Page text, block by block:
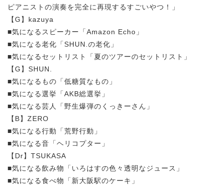
ピアニストの演奏を完全に再現するすごいやつ！」
【G】kazuya
■気になるスピーカー「Amazon Echo」
■気になる老化「SHUN.の老化」
■気になるセットリスト「夏のツアーのセットリスト」
【G】SHUN.
■気になるもの「低糖質なもの」
■気になる選挙「AKB総選挙」
■気になる芸人「野生爆弾のくっきーさん」
【B】ZERO
■気になる行動「荒野行動」
■気になる音「ヘリコプター」
【Dr】TSUKASA
■気になる飲み物「いろはすの色々透明なジュース」
■気になる食べ物「新大阪駅のケーキ」